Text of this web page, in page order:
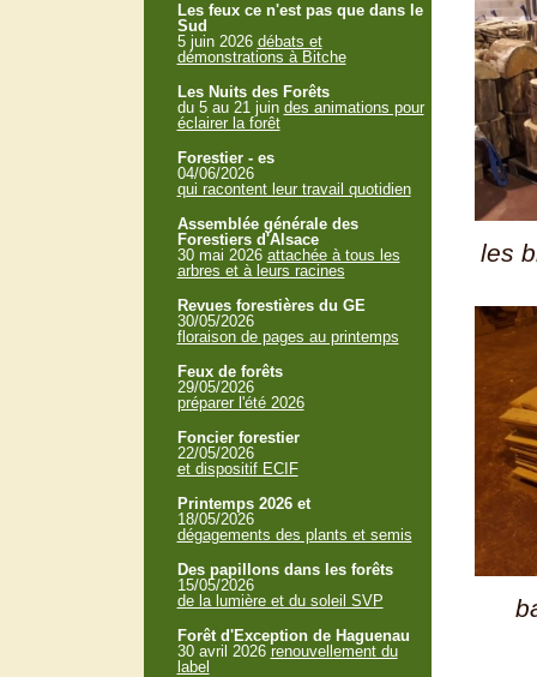
les
Les feux ce n'est pas que dans le
Sud
5 juin 2026 débats et
démonstrations à Bitche
Les Nuits des Forêts
du 5 au 21 juin des animations pour
éclairer la forêt
Forestier - es
04/06/2026
qui racontent leur travail quotidien
Assemblée générale des
Forestiers d'Alsace
30 mai 2026 attachée à tous les
arbres et à leurs racines
Revues forestières du GE
30/05/2026
floraison de pages au printemps
Feux de forêts
29/05/2026
préparer l'été 2026
Foncier forestier
22/05/2026
et dispositif ECIF
Printemps 2026 et
18/05/2026
dégagements des plants et semis
Des papillons dans les forêts
15/05/2026
de la lumière et du soleil SVP
Forêt d'Exception de Haguenau
30 avril 2026 renouvellement du
label